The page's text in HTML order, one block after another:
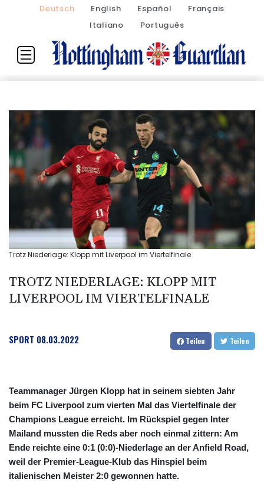
Deutsch English Español
Français
Italiano
Português
Trotz Niederlage: Klopp mit Liverpool im Viertelfinale
TROTZ NIEDERLAGE: KLOPP MIT
LIVERPOOL IM VIERTELFINALE
SPORT 08.03.2022 Teilen Teilen
Teammanager Jürgen Klopp hat in seinem siebten Jahr
beim FC Liverpool zum vierten Mal das Viertelfinale der
Champions League erreicht. Im Rückspiel gegen Inter
Mailand mussten die Reds aber noch einmal zittern: Am
Ende reichte eine 0:1 (0:0)-Niederlage an der Anfield Road,
weil der Premier-League-Klub das Hinspiel beim
italienischen Meister 2:0 gewonnen hatte.